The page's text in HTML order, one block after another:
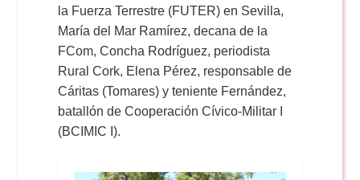
la Fuerza Terrestre (FUTER) en Sevilla,
María del Mar Ramírez, decana de la
FCom, Concha Rodríguez, periodista
Rural Cork, Elena Pérez, responsable de
Cáritas (Tomares) y teniente Fernández,
batallón de Cooperación Cívico-Militar I
(BCIMIC I).